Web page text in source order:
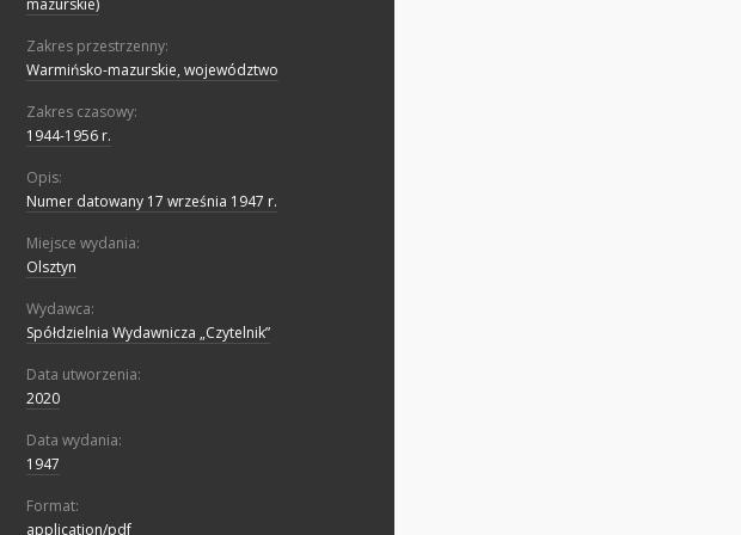
mazurskie)
Zakres przestrzenny:
Warmińsko-mazurskie, województwo
Zakres czasowy:
1944-1956 r.
Opis:
Numer datowany 17 września 1947 r.
Miejsce wydania:
Olsztyn
Wydawca:
Spółdzielnia Wydawnicza „Czytelnik”
Data utworzenia:
2020
Data wydania:
1947
Format:
application/pdf